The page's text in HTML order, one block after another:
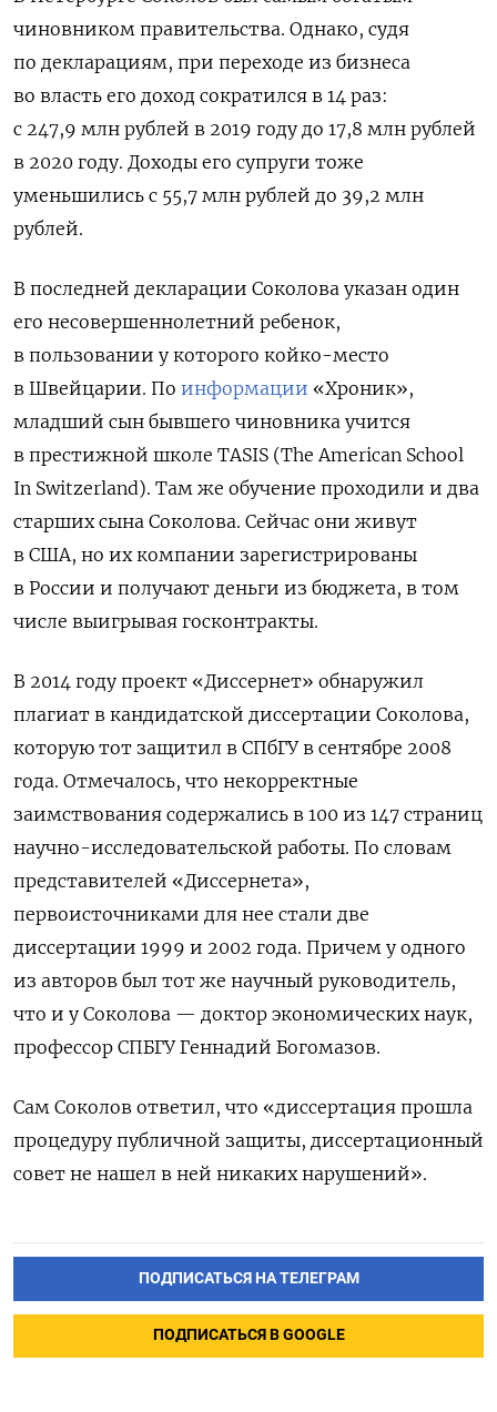
чиновником правительства. Однако, судя
по декларациям, при переходе из бизнеса
во власть его доход сократился в 14 раз:
с 247,9 млн рублей в 2019 году до 17,8 млн рублей
в 2020 году. Доходы его супруги тоже
уменьшились с 55,7 млн рублей до 39,2 млн
рублей.
В последней декларации Соколова указан один
его несовершеннолетний ребенок,
в пользовании у которого койко-место
в Швейцарии. По информации «Хроник»,
младший сын бывшего чиновника учится
в престижной школе TASIS (The American School
In Switzerland). Там же обучение проходили и два
старших сына Соколова. Сейчас они живут
в США, но их компании зарегистрированы
в России и получают деньги из бюджета, в том
числе выигрывая госконтракты.
В 2014 году проект «Диссернет» обнаружил
плагиат в кандидатской диссертации Соколова,
которую тот защитил в СПбГУ в сентябре 2008
года. Отмечалось, что некорректные
заимствования содержались в 100 из 147 страниц
научно-исследовательской работы. По словам
представителей «Диссернета»,
первоисточниками для нее стали две
диссертации 1999 и 2002 года. Причем у одного
из авторов был тот же научный руководитель,
что и у Соколова — доктор экономических наук,
профессор СПБГУ Геннадий Богомазов.
Сам Соколов ответил, что «диссертация прошла
процедуру публичной защиты, диссертационный
совет не нашел в ней никаких нарушений».
ПОДПИСАТЬСЯ НА ТЕЛЕГРАМ
ПОДПИСАТЬСЯ В GOOGLE